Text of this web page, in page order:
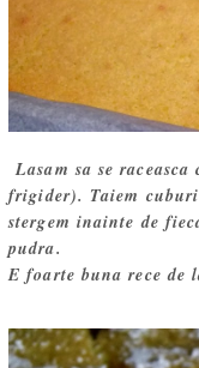
Lasam sa se
frigider). Taiem
stergem inainte de
pudra.
E foarte buna rece de